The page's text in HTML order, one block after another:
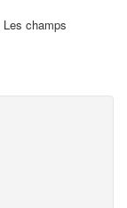
Les champs